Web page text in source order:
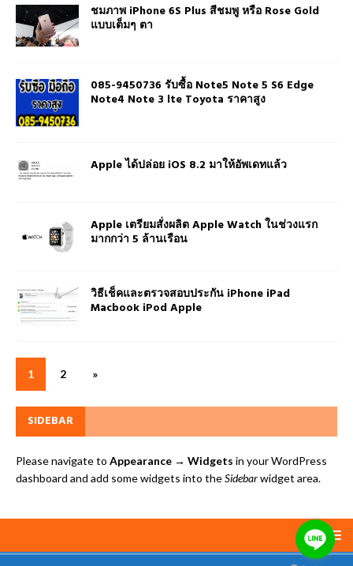
ชมภาพ iPhone 6S Plus สีชมพู หรือ Rose Gold
แบบเต็มๆ ตา
085-9450736 รับซื้อ Note5 Note 5 S6 Edge
Note4 Note 3 lte Toyota ราคาสูง
Apple ได้ปล่อย iOS 8.2 มาให้อัพเดทแล้ว
Apple เตรียมสั่งผลิต Apple Watch ในช่วงแรก
มากกว่า 5 ล้านเรือน
วิธีเช็คและตรวจสอบประกัน iPhone iPad
Macbook iPod Apple
1 2 »
SIDEBAR
Please navigate to Appearance → Widgets in your WordPress
dashboard and add some widgets into theSidebarwidget area.